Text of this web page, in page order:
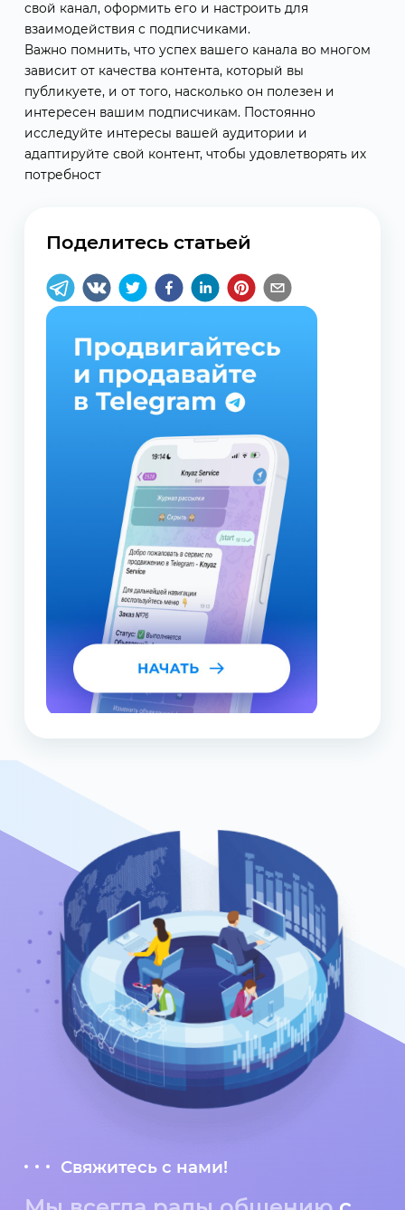
свой канал, оформить его и настроить для
взаимодействия с подписчиками.
Важно помнить, что успех вашего канала во многом
зависит от качества контента, который вы
публикуете, и от того, насколько он полезен и
интересен вашим подписчикам. Постоянно
исследуйте интересы вашей аудитории и
адаптируйте свой контент, чтобы удовлетворять их
потребност
Поделитесь статьей
Свяжитесь с нами!